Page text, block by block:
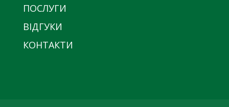
ПОСЛУГИ
ВІДГУКИ
КОНТАКТИ